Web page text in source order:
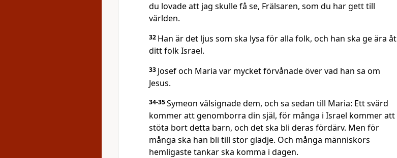
du lovade att jag skulle få se, Frälsaren, som du har gett till
världen.
32 Han är det ljus som ska lysa för alla folk, och han ska ge ära åt
ditt folk Israel.
33 Josef och Maria var mycket förvånade över vad han sa om
Jesus.
34-35Symeon välsignade dem, och sa sedan till Maria: Ett svärd
kommer att genomborra din själ, för många i Israel kommer att
stöta bort detta barn, och det ska bli deras fördärv. Men för
många ska han bli till stor glädje. Och många människors
hemligaste tankar ska komma i dagen.